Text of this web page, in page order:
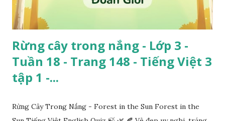
Rừng cây trong nắng - Lớp 3 -
Tuần 18 - Trang 148 - Tiếng Việt 3
tập 1 -...
Rừng Cây Trong Nắng - Forest in the Sun Forest in the